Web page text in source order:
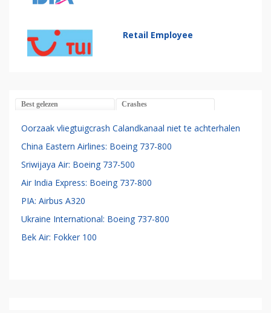
Retail Employee
Best gelezen Crashes
Oorzaak vliegtuigcrash Calandkanaal niet te achterhalen
China Eastern Airlines: Boeing 737-800
Sriwijaya Air: Boeing 737-500
Air India Express: Boeing 737-800
PIA: Airbus A320
Ukraine International: Boeing 737-800
Bek Air: Fokker 100